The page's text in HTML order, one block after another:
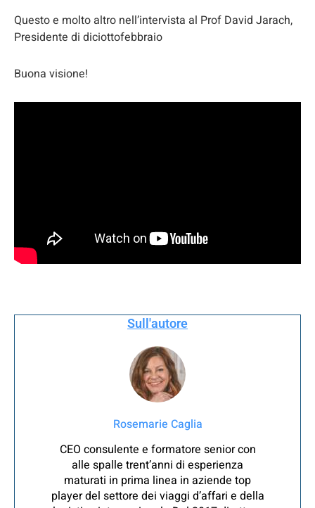
Questo e molto altro nell’intervista al Prof David Jarach,
Presidente di diciottofebbraio
Buona visione!
Sull'autore
Rosemarie Caglia
CEO consulente e formatore senior con
alle spalle trent’anni di esperienza
maturati in prima linea in aziende top
player del settore dei viaggi d’affari e della